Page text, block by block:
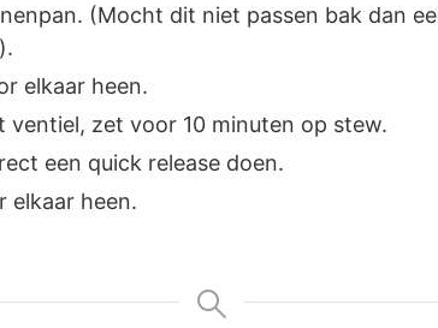
(Mocht dit niet passen bak dan
elkaar heen.
ventiel, zet voor 10 minuten op stew.
een quick release doen.
elkaar heen.